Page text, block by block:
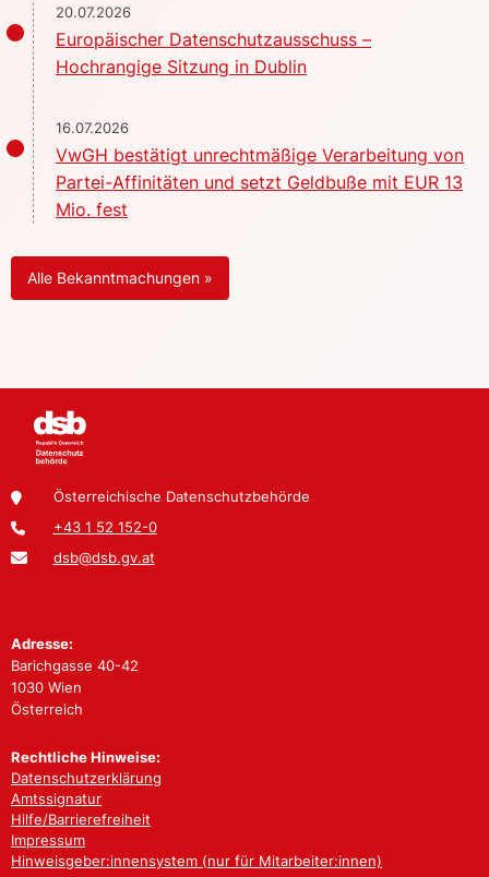
20.07.2026
Europäischer Datenschutzausschuss –
Hochrangige Sitzung in Dublin
16.07.2026
VwGH bestätigt unrechtmäßige Verarbeitung von
Partei-Affinitäten und setzt Geldbuße mit EUR 13
Mio. fest
Alle Bekanntmachungen »
Österreichische Datenschutzbehörde
+43 1 52 152-0
dsb@dsb.gv.at
Adresse:
Barichgasse 40-42
1030 Wien
Österreich
Rechtliche Hinweise:
Datenschutzerklärung
Amtssignatur
Hilfe/Barrierefreiheit
Impressum
Hinweisgeber:innensystem (nur für Mitarbeiter:innen)